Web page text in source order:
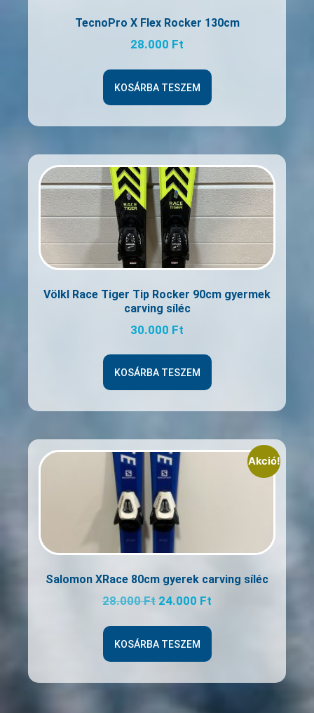
TecnoPro X Flex Rocker 130cm
28.000 Ft
KOSÁRBA TESZEM
Völkl Race Tiger Tip Rocker 90cm gyermek
carving síléc
30.000 Ft
KOSÁRBA TESZEM
Akció!
Salomon XRace 80cm gyerek carving síléc
28.000Ft 24.000 Ft
KOSÁRBA TESZEM